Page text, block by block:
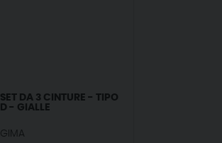
SET DA 3 CINTURE - TIPO
D - GIALLE
GIMA